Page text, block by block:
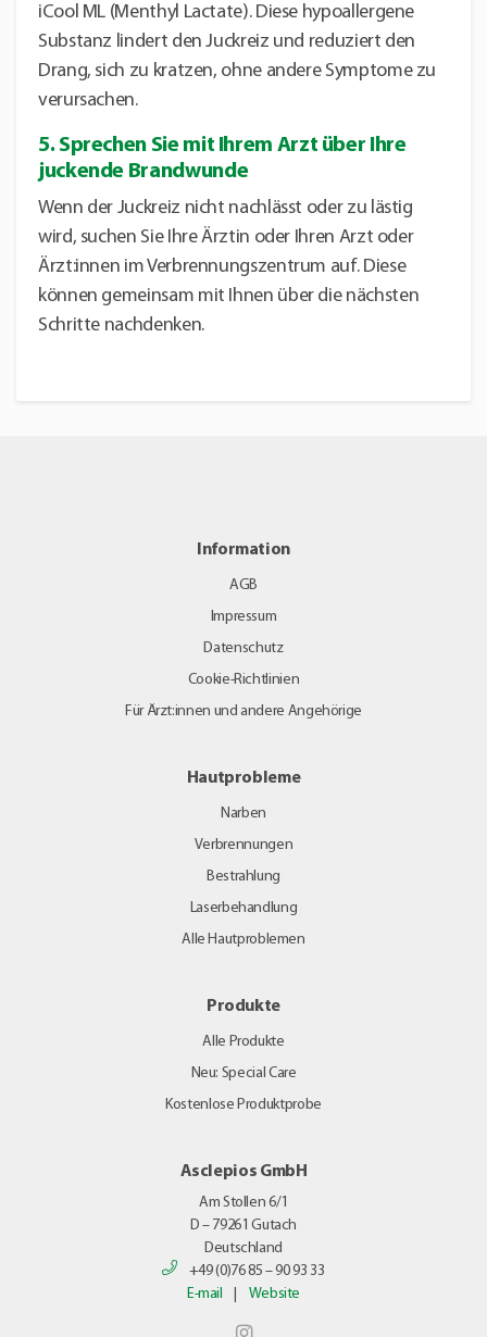
iCool ML (Menthyl Lactate). Diese hypoallergene
Substanz lindert den Juckreiz und reduziert den
Drang, sich zu kratzen, ohne andere Symptome zu
verursachen.
5. Sprechen Sie mit Ihrem Arzt über Ihre
juckende Brandwunde
Wenn der Juckreiz nicht nachlässt oder zu lästig
wird, suchen Sie Ihre Ärztin oder Ihren Arzt oder
Ärzt:innen im Verbrennungszentrum auf. Diese
können gemeinsam mit Ihnen über die nächsten
Schritte nachdenken.
Information
AGB
Impressum
Datenschutz
Cookie-Richtlinien
Für Ärzt:innen und andere Angehörige
Hautprobleme
Narben
Verbrennungen
Bestrahlung
Laserbehandlung
Alle Hautproblemen
Produkte
Alle Produkte
Neu: Special Care
Kostenlose Produktprobe
Asclepios GmbH
Am Stollen 6/1
D – 79261Gutach
Deutschland
+49 (0)76 85 – 90 93 33
E-mail
Website